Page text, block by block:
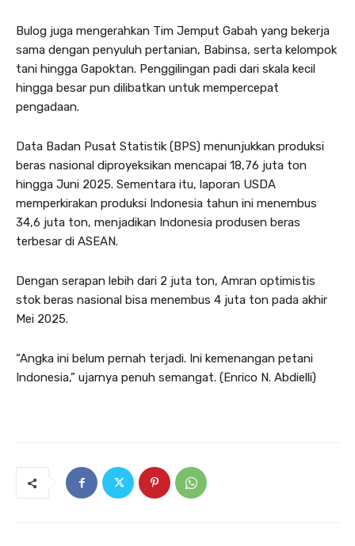
Bulog juga mengerahkan Tim Jemput Gabah yang bekerja
sama dengan penyuluh pertanian, Babinsa, serta kelompok
tani hingga Gapoktan. Penggilingan padi dari skala kecil
hingga besar pun dilibatkan untuk mempercepat
pengadaan.
Data Badan Pusat Statistik (BPS) menunjukkan produksi
beras nasional diproyeksikan mencapai 18,76 juta ton
hingga Juni 2025. Sementara itu, laporan USDA
memperkirakan produksi Indonesia tahun ini menembus
34,6 juta ton, menjadikan Indonesia produsen beras
terbesar di ASEAN.
Dengan serapan lebih dari 2 juta ton, Amran optimistis
stok beras nasional bisa menembus 4 juta ton pada akhir
Mei 2025.
“Angka ini belum pernah terjadi. Ini kemenangan petani
Indonesia,” ujarnya penuh semangat. (Enrico N. Abdielli)